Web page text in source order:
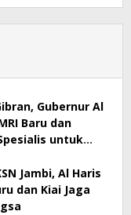
Gubernur Al
Baru dan
untuk
Jambi, Al Haris
dan Kiai Jaga